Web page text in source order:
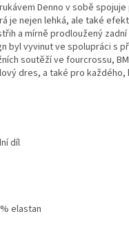
Denno v sobě
je nejen lehká, ale také
a mírně prodloužený
byl vyvinut ve spolupráci s
soutěží ve fourcrossu,
dres, a také pro
díl
elastan